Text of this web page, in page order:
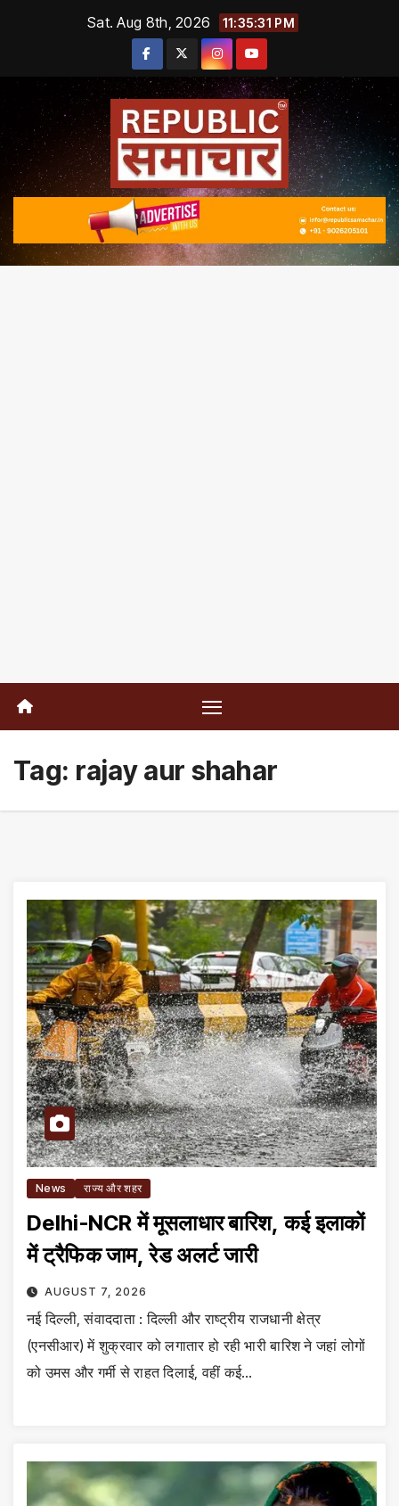
Sat. Aug 8th, 2026 11:35:32 PM
Tag: rajay aur shahar
News राज्य और शहर
Delhi-NCR में मूसलाधार बारिश, कई इलाकों
में ट्रैफिक जाम, रेड अलर्ट जारी
AUGUST 7, 2026
नई दिल्ली, संवाददाता : दिल्ली और राष्ट्रीय राजधानी क्षेत्र
(एनसीआर) में शुक्रवार को लगातार हो रही भारी बारिश ने जहां लोगों
को उमस और गर्मी से राहत दिलाई, वहीं कई…